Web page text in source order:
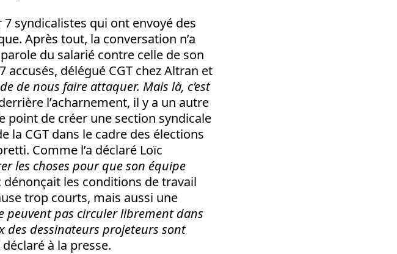
syndicalistes qui ont envoyé des
Après tout, la conversation n’a
du salarié contre celle de son
délégué CGT chez Altran et
de nous faire attaquer. Mais là, c’est
l’acharnement, il y a un autre
point de créer une section syndicale
la CGT dans le cadre des élections
Comme l’a déclaré Loïc
les choses pour que son équipe
dénonçait les conditions de travail
trop courts, mais aussi une
peuvent pas circuler librement dans
des dessinateurs projeteurs sont
déclaré à la presse.